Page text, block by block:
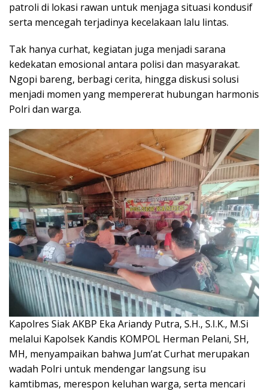
patroli di lokasi rawan untuk menjaga situasi kondusif
serta mencegah terjadinya kecelakaan lalu lintas.
Tak hanya curhat, kegiatan juga menjadi sarana
kedekatan emosional antara polisi dan masyarakat.
Ngopi bareng, berbagi cerita, hingga diskusi solusi
menjadi momen yang mempererat hubungan harmonis
Polri dan warga.
Kapolres Siak AKBP Eka Ariandy Putra, S.H., S.I.K., M.Si
melalui Kapolsek Kandis KOMPOL Herman Pelani, SH,
MH, menyampaikan bahwa Jum’at Curhat merupakan
wadah Polri untuk mendengar langsung isu
kamtibmas, merespon keluhan warga, serta mencari